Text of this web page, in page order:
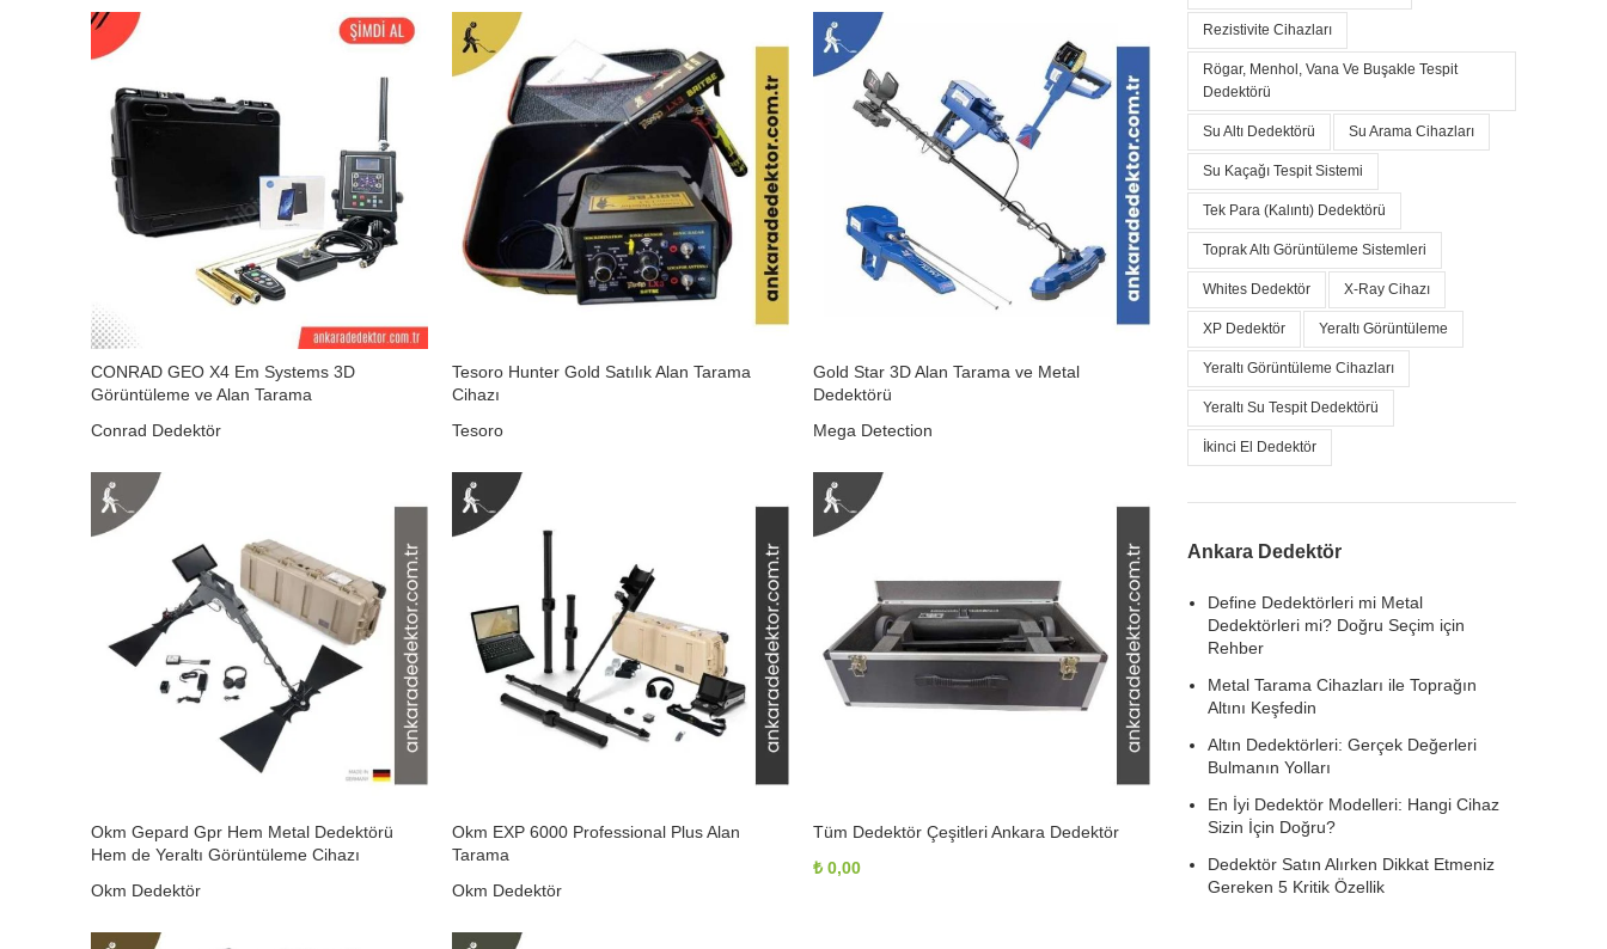
₺ 120.000,00.fiyat:
₺ 96.500,00.
₺ 138.360,00.
CONRAD GEO X4 Em Systems 3D
Görüntüleme ve Alan Tarama
Conrad Dedektör
Tesoro Hunter Gold Satılık Alan Tarama
Cihazı
Tesoro
Gold Star 3D Alan Tarama ve Metal
Dedektörü
Mega Detection
Okm Gepard Gpr Hem Metal Dedektörü
Hem de Yeraltı Görüntüleme Cihazı
Okm Dedektör
Okm EXP 6000 Professional Plus Alan
Tarama
Okm Dedektör
Tüm Dedektör Çeşitleri Ankara Dedektör
₺ 0,00
Rezistivite Cihazları
Rögar, Menhol, Vana Ve Buşakle Tespit
Dedektörü
Su Altı Dedektörü Su Arama Cihazları
Su Kaçağı Tespit Sistemi
Tek Para (Kalıntı) Dedektörü
Toprak Altı Görüntüleme Sistemleri
Whites Dedektör X-Ray Cihazı
XP Dedektör Yeraltı Görüntüleme
Yeraltı Görüntüleme Cihazları
Yeraltı Su Tespit Dedektörü
İkinci El Dedektör
Ankara Dedektör
Define Dedektörleri mi Metal
Dedektörleri mi? Doğru Seçim için
Rehber
Metal Tarama Cihazları ile Toprağın
Altını Keşfedin
Altın Dedektörleri: Gerçek Değerleri
Bulmanın Yolları
En İyi Dedektör Modelleri: Hangi Cihaz
Sizin İçin Doğru?
Dedektör Satın Alırken Dikkat Etmeniz
Gereken 5 Kritik Özellik